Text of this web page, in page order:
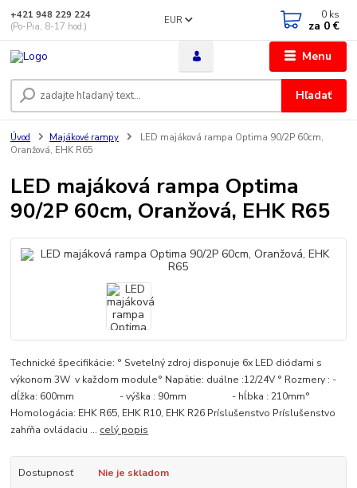
Menu
EUR
Hľadať
+421 948 229 224
(Po-Pia, 8-17 hod.)
0 ks
za 0 €
Úvod Majákové rampy
LED majáková rampa Optima 90/2P 60cm,
Oranžová, EHK R65
LED majáková rampa Optima
90/2P 60cm, Oranžová, EHK R65
Technické špecifikácie: ° Svetelný zdroj disponuje 6x LED diódami s
výkonom 3W v každom module° Napätie: duálne :12/24V ° Rozmery : -
dĺžka: 600mm - výška : 90mm - hĺbka : 210mm°
Homologácia: EHK R65, EHK R10, EHK R26 Príslušenstvo Príslušenstvo
zahŕňa ovládaciu ... celý popis
Dostupnosť
Nie je skladom